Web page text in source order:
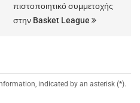
πιστοποιητικό συμμετοχής
στην Basket League
indicated by an asterisk (*).